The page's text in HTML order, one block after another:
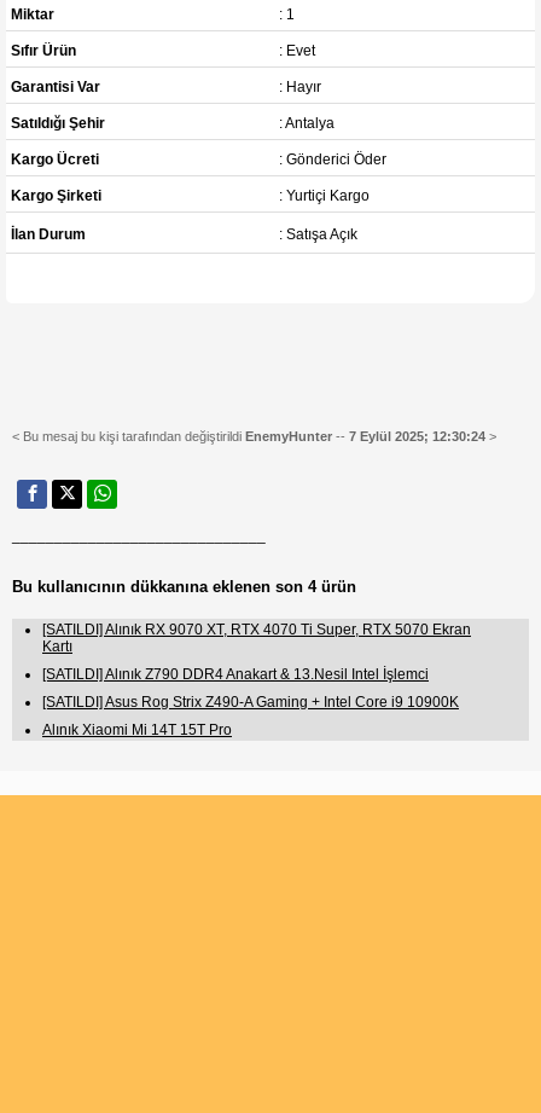
Miktar : 1
Sıfır Ürün : Evet
Garantisi Var : Hayır
Satıldığı Şehir : Antalya
Kargo Ücreti : Gönderici Öder
Kargo Şirketi : Yurtiçi Kargo
İlan Durum : Satışa Açık
< Bu mesaj bu kişi tarafından değiştirildi EnemyHunter -- 7 Eylül 2025; 12:30:24 >
Bu kullanıcının dükkanına eklenen son 4 ürün
[SATILDI] Alınık RX 9070 XT, RTX 4070 Ti Super, RTX 5070 Ekran
Kartı
[SATILDI] Alınık Z790 DDR4 Anakart & 13.Nesil Intel İşlemci
[SATILDI] Asus Rog Strix Z490-A Gaming + Intel Core i9 10900K
Alınık Xiaomi Mi 14T 15T Pro